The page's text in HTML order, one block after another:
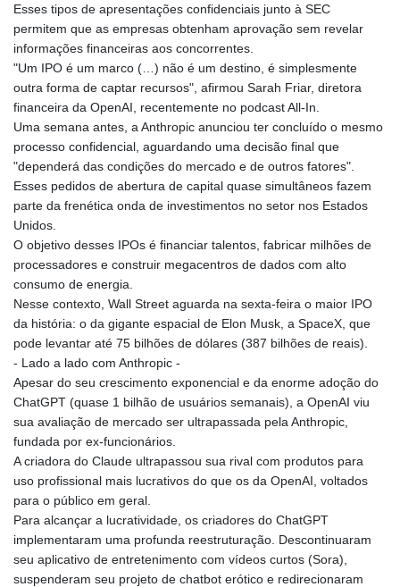
Esses tipos de apresentações confidenciais junto à SEC
permitem que as empresas obtenham aprovação sem revelar
informações financeiras aos concorrentes.
"Um IPO é um marco (…) não é um destino, é simplesmente
outra forma de captar recursos", afirmou Sarah Friar, diretora
financeira da OpenAI, recentemente no podcast All-In.
Uma semana antes, a Anthropic anunciou ter concluído o mesmo
processo confidencial, aguardando uma decisão final que
"dependerá das condições do mercado e de outros fatores".
Esses pedidos de abertura de capital quase simultâneos fazem
parte da frenética onda de investimentos no setor nos Estados
Unidos.
O objetivo desses IPOs é financiar talentos, fabricar milhões de
processadores e construir megacentros de dados com alto
consumo de energia.
Nesse contexto, Wall Street aguarda na sexta-feira o maior IPO
da história: o da gigante espacial de Elon Musk, a SpaceX, que
pode levantar até 75 bilhões de dólares (387 bilhões de reais).
- Lado a lado com Anthropic -
Apesar do seu crescimento exponencial e da enorme adoção do
ChatGPT (quase 1 bilhão de usuários semanais), a OpenAI viu
sua avaliação de mercado ser ultrapassada pela Anthropic,
fundada por ex-funcionários.
A criadora do Claude ultrapassou sua rival com produtos para
uso profissional mais lucrativos do que os da OpenAI, voltados
para o público em geral.
Para alcançar a lucratividade, os criadores do ChatGPT
implementaram uma profunda reestruturação. Descontinuaram
seu aplicativo de entretenimento com vídeos curtos (Sora),
suspenderam seu projeto de chatbot erótico e redirecionaram